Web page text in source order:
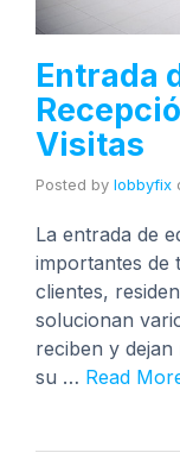
Entrada
Visitas
Posted by lobbyfix
La entrada de
importantes de
clientes,
solucionan
reciben y
su … Read